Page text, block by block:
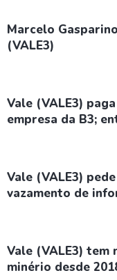
Marcelo
(VALE3)
Vale (VALE3)
empresa da B3;
Vale (VALE3)
vazamento de
Vale (VALE3) tem
minério desde